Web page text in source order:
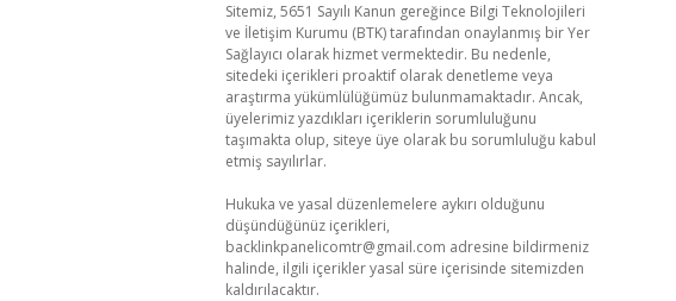
Sitemiz, 5651 Sayılı Kanun gereğince Bilgi Teknolojileri
ve İletişim Kurumu (BTK) tarafından onaylanmış bir Yer
Sağlayıcı olarak hizmet vermektedir. Bu nedenle,
sitedeki içerikleri proaktif olarak denetleme veya
araştırma yükümlülüğümüz bulunmamaktadır. Ancak,
üyelerimiz yazdıkları içeriklerin sorumluluğunu
taşımakta olup, siteye üye olarak bu sorumluluğu kabul
etmiş sayılırlar.
Hukuka ve yasal düzenlemelere aykırı olduğunu
düşündüğünüz içerikleri,
backlinkpanelicomtr@gmail.com adresine bildirmeniz
halinde, ilgili içerikler yasal süre içerisinde sitemizden
kaldırılacaktır.